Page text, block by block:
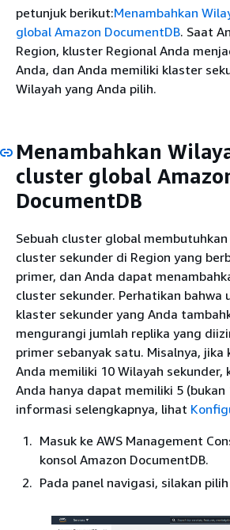
petunjuk berikut:Menambahkan
global Amazon DocumentDB. Saat
Region, kluster Regional Anda
Anda, dan Anda memiliki klaster
Wilayah yang Anda pilih.
Menambahkan
cluster global
DocumentDB
Sebuah cluster global
cluster sekunder di Region yang
primer, dan Anda dapat
cluster sekunder. Perhatikan bahwa
klaster sekunder yang Anda
mengurangi jumlah replika yang
primer sebanyak satu. Misalnya,
Anda memiliki 10 Wilayah sekunder,
Anda hanya dapat memiliki 5 (bukan
informasi selengkapnya, lihat
Masuk ke AWS Management
konsol Amazon DocumentDB.
Pada panel navigasi, silakan pilih